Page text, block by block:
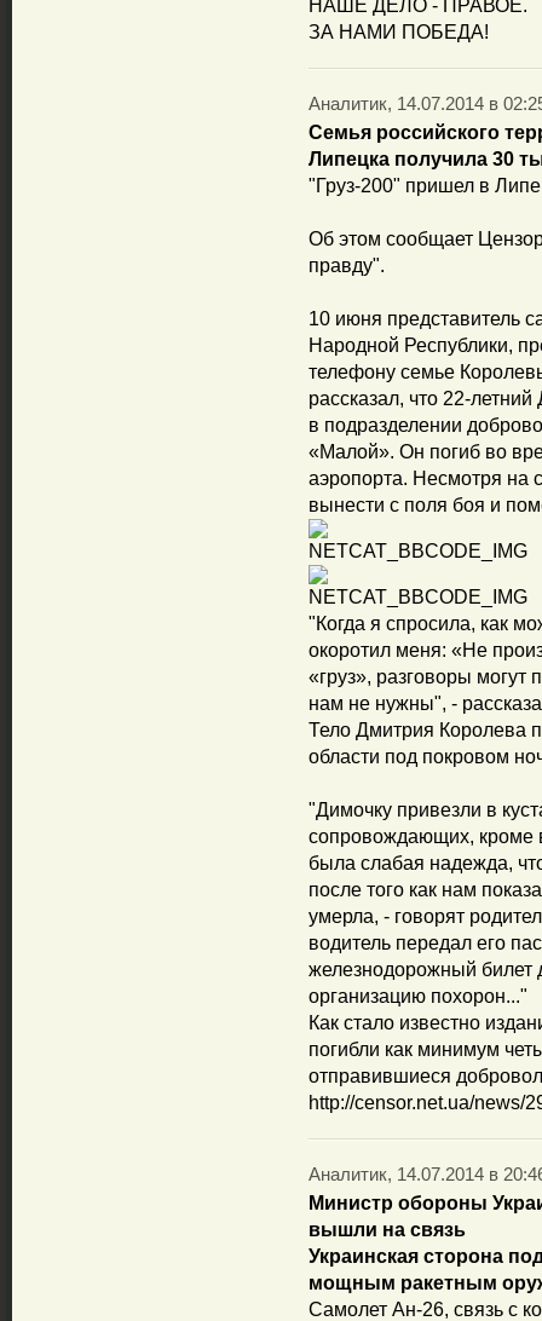
НАШЕ ДЕЛО - ПРАВОЕ.
ЗА НАМИ ПОБЕДА!
Аналитик, 14.07.2014 в
Семья российского
Липецка получила 30
"Груз-200" пришел в
Об этом сообщает
правду".
10 июня представитель
Народной Республики,
телефону семье
рассказал, что 22-
в подразделении
«Малой». Он погиб во
аэропорта. Несмотря на
вынести с поля боя и
"Когда я спросила, как
окоротил меня: «Не
«груз», разговоры
нам не нужны", -
Тело Дмитрия Королева
области под покровом
"Димочку привезли в
сопровождающих, кроме
была слабая надежда,
после того как нам
умерла, - говорят
водитель передал его
железнодорожный билет
организацию похорон..."
Как стало известно
погибли как минимум
отправившиеся
http://censor.net.ua/news/
Аналитик, 14.07.2014 в
Министр обороны
вышли на связь
Украинская сторона
мощным ракетным
Самолет Ан-26, связь с